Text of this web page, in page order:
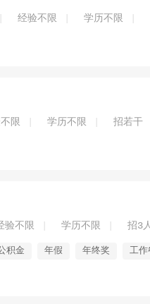
经验不限 学历不限
限 学历不限 招若干
验不限 学历不限 招3
积金 年假 年终奖 工作